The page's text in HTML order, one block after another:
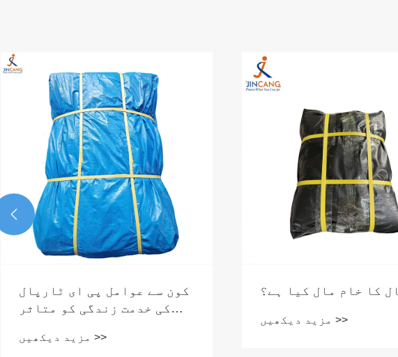
ترپال کا خام مال کیا ہے؟
ماں کی محبت: مدرز ڈے
کا جشن منانا
